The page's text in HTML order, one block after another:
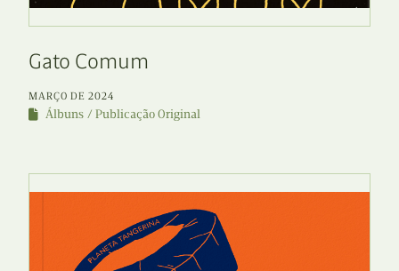
Gato Comum
MARÇO DE 2024
Álbuns Publicação Original